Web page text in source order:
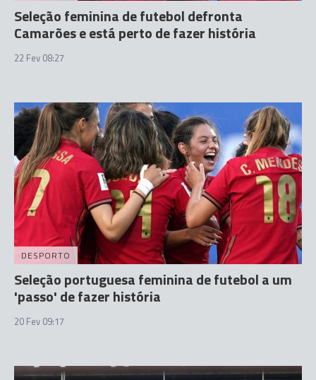
Seleção feminina de futebol defronta
Camarões e está perto de fazer história
22 Fev 08:27
DESPORTO
Seleção portuguesa feminina de futebol a um
'passo' de fazer história
20 Fev 09:17